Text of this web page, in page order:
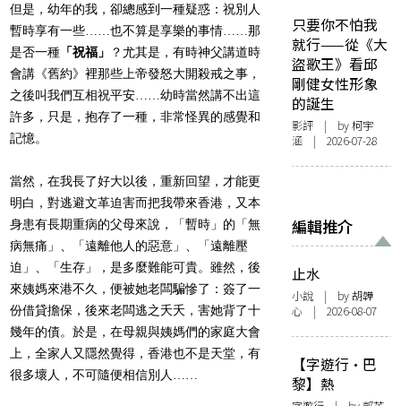
但是，幼年的我，卻總感到一種疑惑：祝別人
暫時享有一些……也不算是享樂的事情……那
是否一種 「祝福」
？尤其是，有時神父講道時
會講《舊約》裡那些上帝發怒大開殺戒之事，
之後叫我們互相祝平安……幼時當然講不出這
許多，只是，抱存了一種，非常怪異的感覺和
記憶。
當然，在我長了好大以後，重新回望，才能更
明白，對逃避文革迫害而把我帶來香港，又本
身患有長期重病的父母來說，「暫時」的「無
病無痛」、「遠離他人的惡意」、「遠離壓
迫」、「生存」，是多麼難能可貴。雖然，後
來姨媽來港不久，便被她老闆騙慘了：簽了一
份借貸擔保，後來老闆逃之夭夭，害她背了十
幾年的債。於是，在母親與姨媽們的家庭大會
上，全家人又隱然覺得，香港也不是天堂，有
很多壞人，不可隨便相信別人……
只要你不怕我
就行——從《大
盜歌王》看邱
剛健女性形象
的誕生
影評 | by 柯宇
涵 | 2026-07-28
編輯推介
止水
小說 | by 胡韡
心 | 2026-08-07
【字遊行·巴
黎】熱